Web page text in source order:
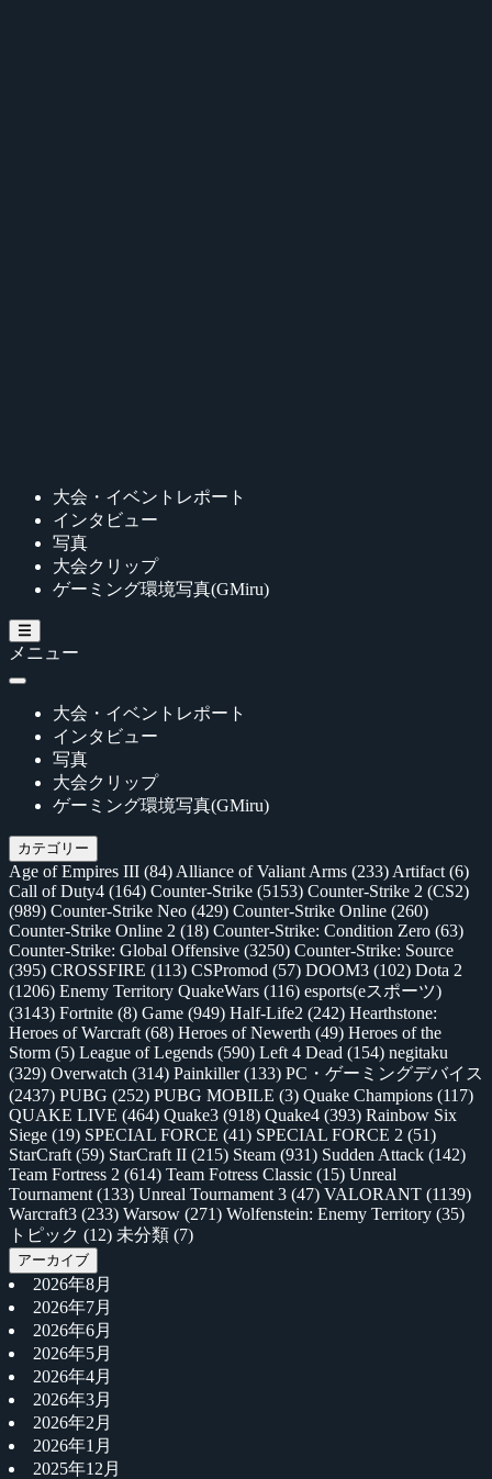
大会・イベントレポート
インタビュー
写真
大会クリップ
ゲーミング環境写真(GMiru)
メニュー
大会・イベントレポート
インタビュー
写真
大会クリップ
ゲーミング環境写真(GMiru)
カテゴリー
Age of Empires III (84) Alliance of Valiant Arms (233) Artifact (6)
Call of Duty4 (164) Counter-Strike (5153) Counter-Strike 2 (CS2)
(989) Counter-Strike Neo (429) Counter-Strike Online (260)
Counter-Strike Online 2 (18) Counter-Strike: Condition Zero (63)
Counter-Strike: Global Offensive (3250) Counter-Strike: Source
(395) CROSSFIRE (113) CSPromod (57) DOOM3 (102) Dota 2
(1206) Enemy Territory QuakeWars (116) esports(eスポーツ)
(3143) Fortnite (8) Game (949) Half-Life2 (242) Hearthstone:
Heroes of Warcraft (68) Heroes of Newerth (49) Heroes of the
Storm (5) League of Legends (590) Left 4 Dead (154) negitaku
(329) Overwatch (314) Painkiller(133) PC・ゲーミングデバイス
(2437) PUBG (252) PUBG MOBILE (3) Quake Champions (117)
QUAKE LIVE (464) Quake3 (918) Quake4 (393) Rainbow Six
Siege (19) SPECIAL FORCE (41) SPECIAL FORCE 2 (51)
StarCraft (59) StarCraft II (215) Steam (931) Sudden Attack (142)
Team Fortress 2 (614) Team Fotress Classic (15) Unreal
Tournament (133) Unreal Tournament 3 (47) VALORANT (1139)
Warcraft3 (233) Warsow (271) Wolfenstein: Enemy Territory (35)
トピック (12) 未分類 (7)
アーカイブ
2026年8月
2026年7月
2026年6月
2026年5月
2026年4月
2026年3月
2026年2月
2026年1月
2025年12月